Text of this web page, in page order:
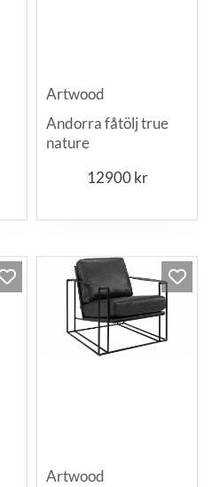
Artwood
Andorra fåtölj true
nature
12900kr
Artwood